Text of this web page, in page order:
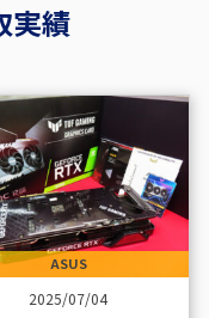
実績
ASUS
2025/07/04